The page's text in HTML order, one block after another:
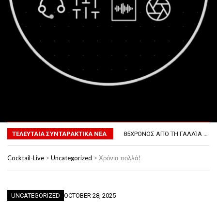
ΤΕΛΕΥΤΑΙΑ ΣΥΝΤΑΡΑΚΤΙΚΑ ΝΕΑ
ΦΟΒΕΡΆ ΔΏΡΑ ΓΙΑ ΤΟ ΕΠΌΜΕΝΟ ΔΕΚΑΉΜΕΡΟ!
85ΧΡΟΝΟΣ ΑΠΌ ΤΗ ΓΑΛΛΊΑ ΛΌΓΩ GPS ΚΑΤΈΛΗΞΕ ΣΤΗΝ… ΚΡΟΑΤΊΑ!
Cocktail-Live > Uncategorized > Χρόνια πολλά!
UNCATEGORIZED OCTOBER 28, 2025